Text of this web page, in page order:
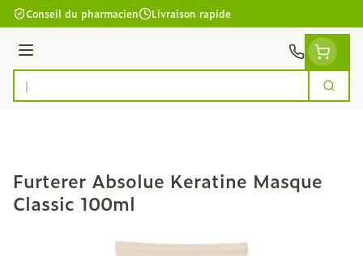
Aller au contenu
Conseil du pharmacien Livraison rapide
Menu
Rechercher
Furterer Absolue Keratine Masque
Classic 100ml